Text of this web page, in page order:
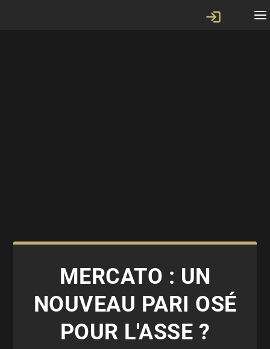
MERCATO : UN
NOUVEAU PARI OSÉ
POUR L'ASSE ?